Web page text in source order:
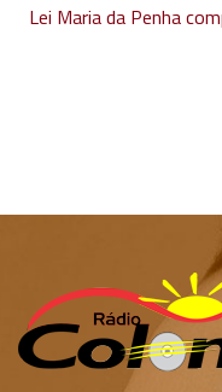
Lei Maria da Penha